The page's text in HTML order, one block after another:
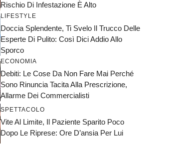
Rischio Di Infestazione È Alto
LIFESTYLE
Doccia Splendente, Ti Svelo Il Trucco Delle
Esperte Di Pulito: Così Dici Addio Allo
Sporco
ECONOMIA
Debiti: Le Cose Da Non Fare Mai Perché
Sono Rinuncia Tacita Alla Prescrizione,
Allarme Dei Commercialisti
SPETTACOLO
Vite Al Limite, Il Paziente Sparito Poco
Dopo Le Riprese: Ore D’ansia Per Lui